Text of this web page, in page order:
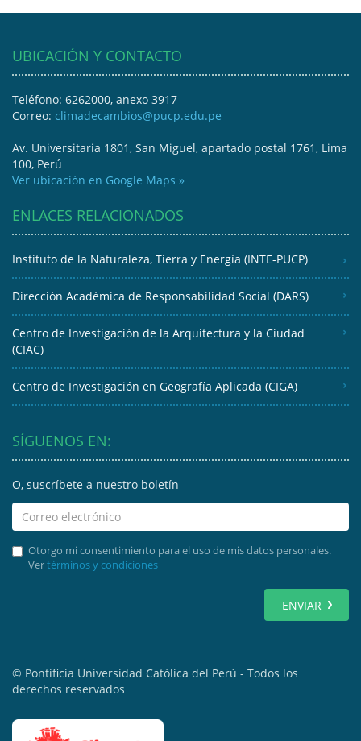
UBICACIÓN Y CONTACTO
Teléfono: 6262000, anexo 3917
Correo: climadecambios@pucp.edu.pe
Av. Universitaria 1801, San Miguel, apartado postal 1761, Lima
100, Perú
Ver ubicación en Google Maps »
ENLACES RELACIONADOS
Instituto de la Naturaleza, Tierra y Energía (INTE-PUCP)
Dirección Académica de Responsabilidad Social (DARS)
Centro de Investigación de la Arquitectura y la Ciudad
(CIAC)
Centro de Investigación en Geografía Aplicada (CIGA)
SÍGUENOS EN:
O, suscríbete a nuestro boletín
Otorgo mi consentimiento para el uso de mis datos personales.
Vertérminos y condiciones
ENVIAR
© Pontificia Universidad Católica del Perú - Todos los
derechos reservados